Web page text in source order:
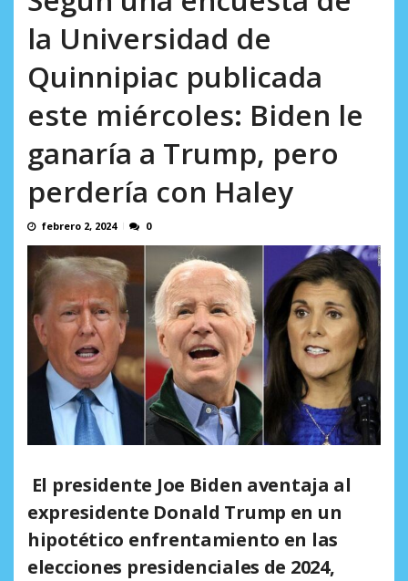
la Universidad de
Quinnipiac publicada
este miércoles: Biden le
ganaría a Trump, pero
perdería con Haley
febrero 2, 2024 0
El presidente Joe Biden aventaja al
expresidente Donald Trump en un
hipotético enfrentamiento en las
elecciones presidenciales de 2024,